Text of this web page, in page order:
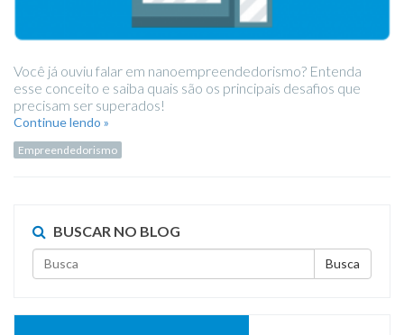
Você já ouviu falar em nanoempreendedorismo? Entenda
esse conceito e saiba quais são os principais desafios que
precisam ser superados!
Continue lendo »
Empreendedorismo
BUSCAR NO BLOG
Busca